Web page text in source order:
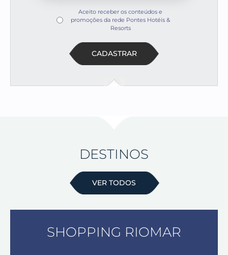
Aceito receber os conteúdos e
promoções da rede Pontes Hotéis &
Resorts
CADASTRAR
DESTINOS
VER TODOS
SHOPPING RIOMAR